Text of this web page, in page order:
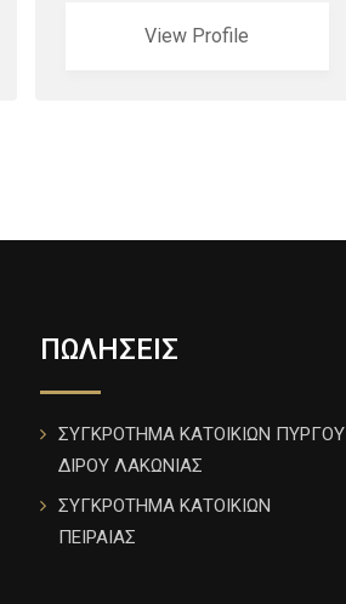
View Profile
ΠΩΛΗΣΕΙΣ
ΣΥΓΚΡΟΤΗΜΑ ΚΑΤΟΙΚΙΩΝ ΠΥΡΓΟΥ
ΔΙΡΟΥ ΛΑΚΩΝΙΑΣ
ΣΥΓΚΡΟΤΗΜΑ ΚΑΤΟΙΚΙΩΝ
ΠΕΙΡΑΙΑΣ